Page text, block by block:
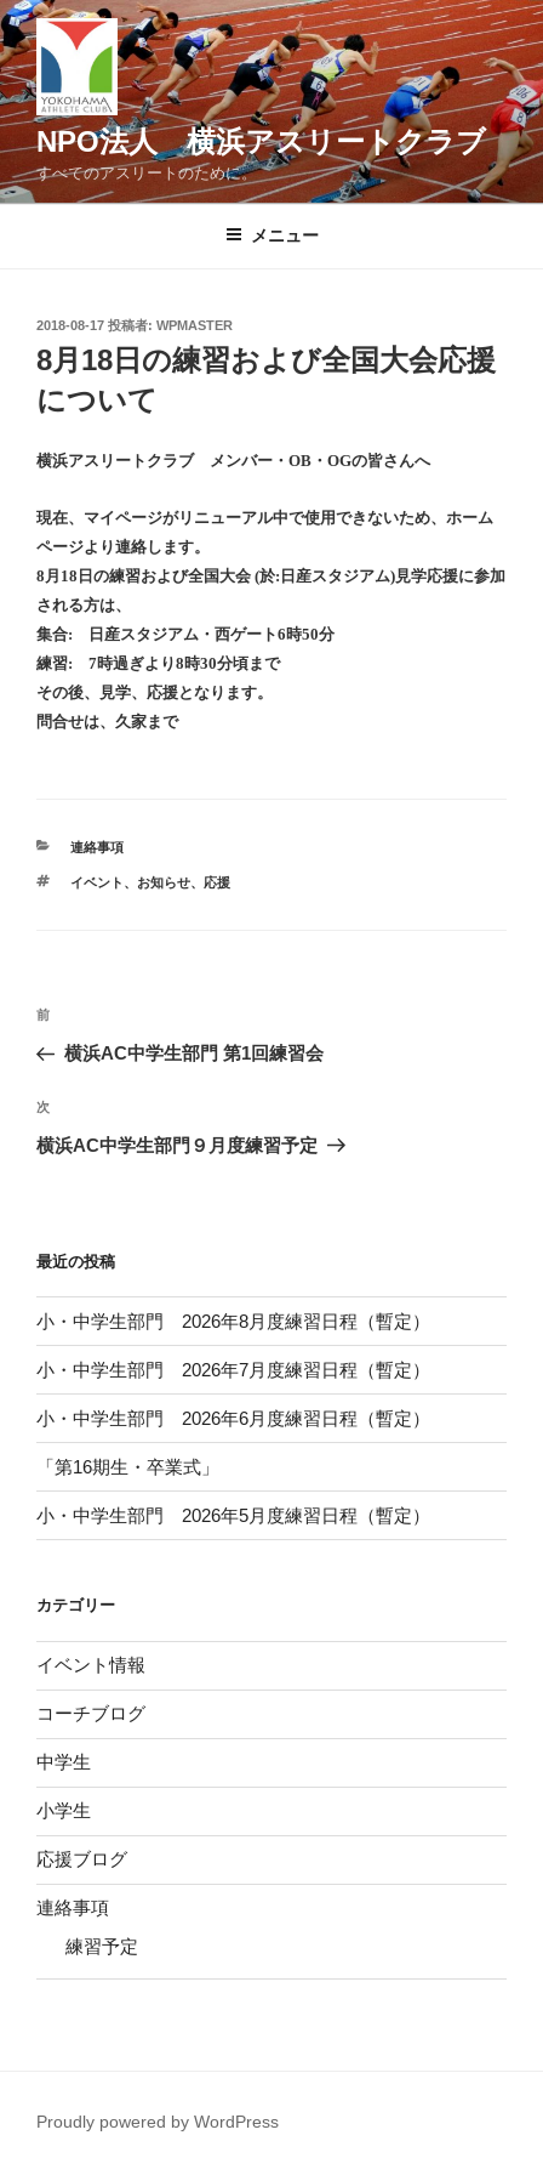
コ
ン
テ
ン
ツ
へ
ス
NPO法人 横浜アスリートクラブ
すべてのアスリートのために。
メニュー
投
稿
日:
2018-08-17 投稿者: WPMASTER
8月18日の練習および全国大会応援
について
横浜アスリートクラブ メンバー・OB・OGの皆さんへ
現在、マイページがリニューアル中で使用できないため、ホーム
ページより連絡します。
8月18日の練習および全国大会 (於:日産スタジアム)見学応援に参加
される方は、
集合: 日産スタジアム・西ゲート6時50分
練習: 7時過ぎより8時30分頃まで
その後、見学、応援となります。
問合せは、久家まで
カ
ゴ
連絡事項
タ
イベント 、 お知らせ、 応援
投
ナ
ビ
ゲ
ン
前
の
稿
前
横浜AC中学生部門 第1回練習会
次
の
次
横浜AC中学生部門９月度練習予定
最近の投稿
小・中学生部門 2026年8月度練習日程（暫定）
小・中学生部門 2026年7月度練習日程（暫定）
小・中学生部門 2026年6月度練習日程（暫定）
「第16期生・卒業式」
小・中学生部門 2026年5月度練習日程（暫定）
カテゴリー
イベント情報
コーチブログ
中学生
小学生
応援ブログ
連絡事項
練習予定
Proudly powered by WordPress